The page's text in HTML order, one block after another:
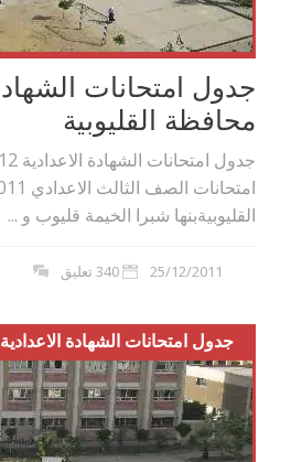
محافظة القليوبية
القليوبيةبنها شبرا الخيمة قليوب و ...
25/12/2011 340 تعليق
جدول امتحانات الشهادة الاعدادية